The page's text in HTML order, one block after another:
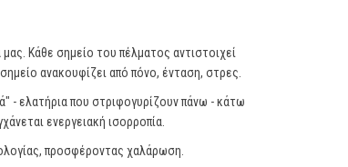
Κάθε σημείο του πέλματος αντιστοιχεί
ανακουφίζει από πόνο, ένταση, στρες.
- ελατήρια που στριφογυρίζουν πάνω - κάτω
ενεργειακή ισορροπία.
προσφέροντας χαλάρωση.